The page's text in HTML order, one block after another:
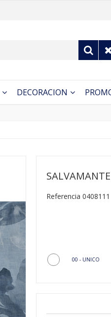
DECORACION
Referencia 0408111
00 - UNICO